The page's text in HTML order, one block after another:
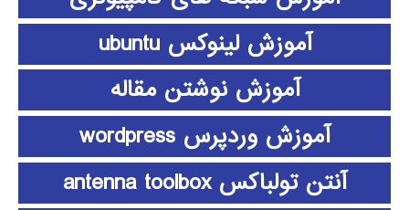
آموزش لینوکس ubuntu
آموزش نوشتن مقاله
آموزش وردپرس wordpress
آنتن تولباکس antenna toolbox